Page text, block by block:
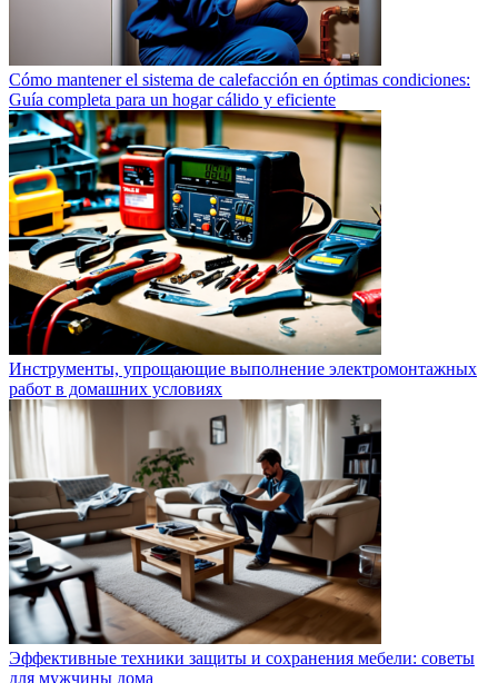
Cómo mantener el sistema de calefacción en óptimas condiciones:
Guía completa para un hogar cálido y eficiente
Инструменты, упрощающие выполнение электромонтажных
работ в домашних условиях
Эффективные техники защиты и сохранения мебели: советы
для мужчины дома